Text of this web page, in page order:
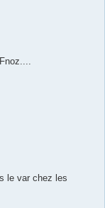
le var chez les